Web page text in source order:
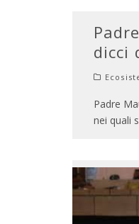
dicci
Padre
nei quali